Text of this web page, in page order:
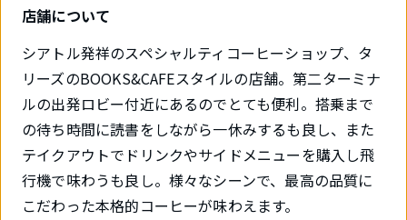
店舗について
シアトル発祥のスペシャルティコーヒーショップ、タ
リーズのBOOKS&CAFEスタイルの店舗。第二ターミナ
ルの出発ロビー付近にあるのでとても便利。搭乗まで
の待ち時間に読書をしながら一休みするも良し、また
テイクアウトでドリンクやサイドメニューを購入し飛
行機で味わうも良し。様々なシーンで、最高の品質に
こだわった本格的コーヒーが味わえます。